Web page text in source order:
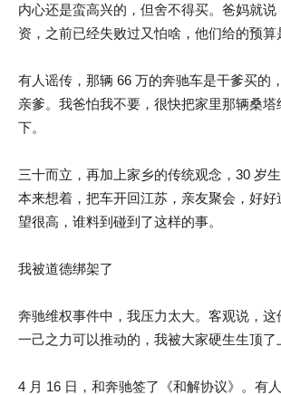
内心还是蛮高兴的，但舍不得买。爸妈就
资，之前已经失败过又怕啥，他们给的预算
有人谣传，那辆 66 万的奔驰车是干爹买的
亲爹。我爸怕我不要，很快把家里那辆桑塔
下。
三十而立，再加上家乡的传统观念，30 岁生
本来想着，把车开回江苏，亲友聚会，好好
望很高，谁料到碰到了这样的事。
我被道德绑架了
奔驰维权事件中，我压力太大。客观说，这
一己之力可以推动的，我被大家硬生生顶了
4 月 16 日，和奔驰签了《和解协议》。有